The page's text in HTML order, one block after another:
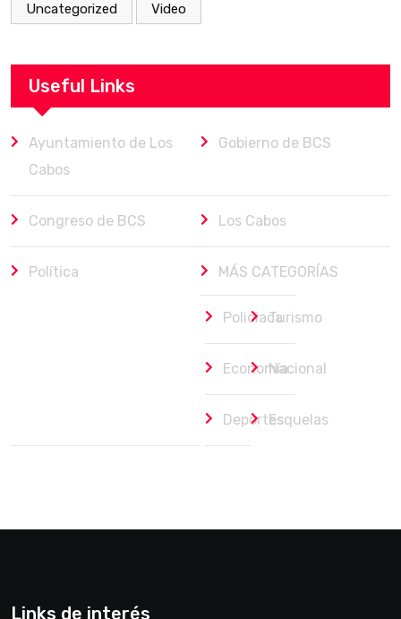
Uncategorized Video
Useful Links
Ayuntamiento de Los
Cabos
Gobierno de BCS
Congreso de BCS Los Cabos
Política MÁS CATEGORÍAS
PoliciacaTurismo
EconomíaNacional
DeportesEsquelas
Links de interés